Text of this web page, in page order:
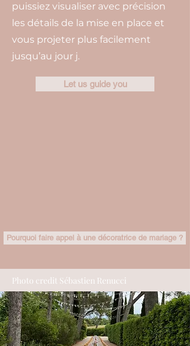
puissiez visualiser avec précision
les détails de la mise en place et
vous projeter plus facilement
jusqu’au jour j.
Let us guide you
Pourquoi faire appel à une décoratrice de mariage ?
Photo credit Sébastien Renucci